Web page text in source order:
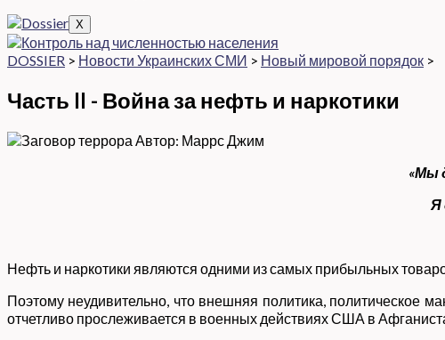
X
DOSSIER > Новости Украинских СМИ > Новый мировой порядок >
Часть II - Война за нефть и наркотики
«Мы
Я
Нефть и наркотики являются одними из самых прибыльных
Поэтому неудивительно, что внешняя политика, политическое
отчетливо прослеживается в военных действиях США в